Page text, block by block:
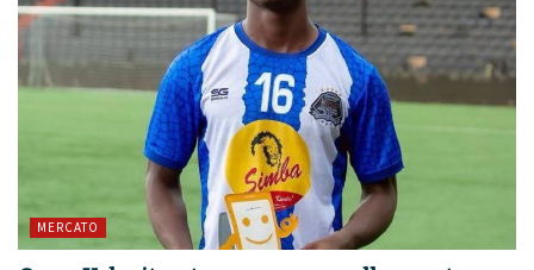
MERCATO